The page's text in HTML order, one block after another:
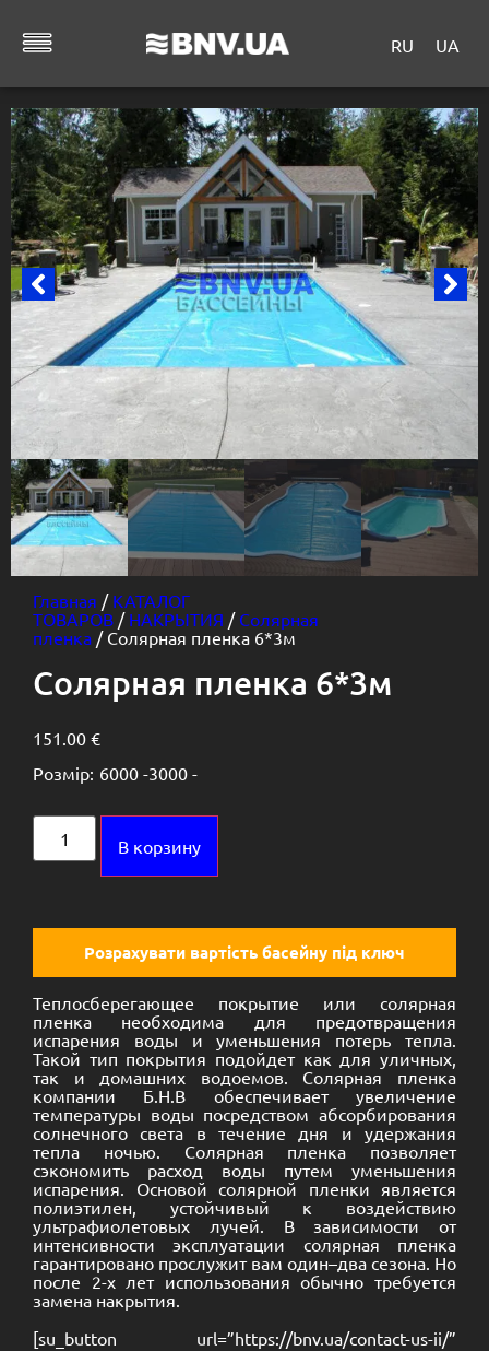
RU UA
Главная / КАТАЛОГ
ТОВАРОВ / НАКРЫТИЯ / Солярная
пленка / Солярная пленка 6*3м
Солярная пленка 6*3м
151.00 €
Розмір: 6000 -3000 -
В корзину
Розрахувати вартість басейну під ключ
Теплосберегающее покрытие или солярная
пленка необходима для предотвращения
испарения воды и уменьшения потерь тепла.
Такой тип покрытия подойдет как для уличных,
так и домашних водоемов. Солярная пленка
компании Б.Н.В обеспечивает увеличение
температуры воды посредством абсорбирования
солнечного света в течение дня и удержания
тепла ночью. Солярная пленка позволяет
сэкономить расход воды путем уменьшения
испарения. Основой солярной пленки является
полиэтилен, устойчивый к воздействию
ультрафиолетовых лучей. В зависимости от
интенсивности эксплуатации солярная пленка
гарантировано прослужит вам один–два сезона. Но
после 2-х лет использования обычно требуется
замена накрытия.
[su_button url=”https://bnv.ua/contact-us-ii/”